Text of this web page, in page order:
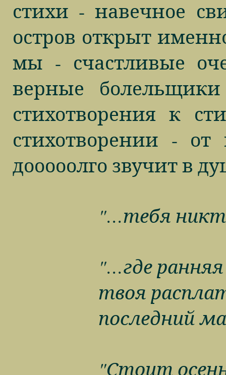
стихи - навечное
остров открыт
мы - счастливые
верные
стихотворения к
стихотворении -
дооооолго звучит в
"…тебя
"…где ранняя
твоя
последний
"Стоит